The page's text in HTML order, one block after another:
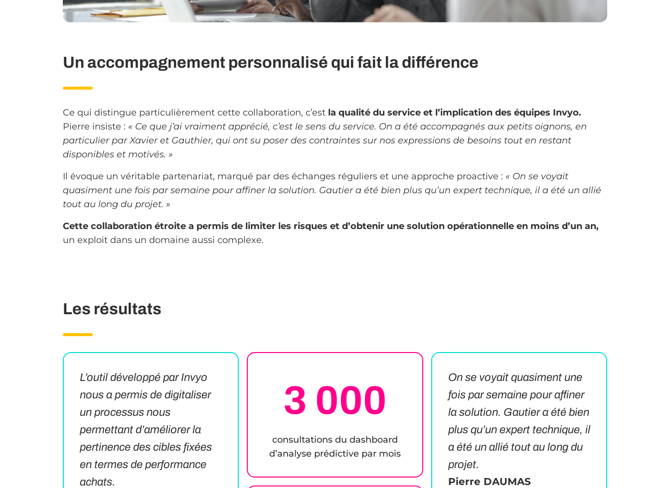
Un accompagnement personnalisé qui fait la différence
Ce qui distingue particulièrement cette collaboration, c’est la qualité du service et l’implication des équipes Invyo.
Pierre insiste : « Ce que j’ai vraiment apprécié, c’est le sens du service. On a été accompagnés aux petits oignons, en
particulier par Xavier et Gauthier, qui ont su poser des contraintes sur nos expressions de besoins tout en restant
disponibles et motivés. »
Il évoque un véritable partenariat, marqué par des échanges réguliers et une approche proactive : « On se voyait
quasiment une fois par semaine pour affiner la solution. Gautier a été bien plus qu’un expert technique, il a été un allié
tout au long du projet. »
Cette collaboration étroite a permis de limiter les risques et d’obtenir une solution opérationnelle en moins d’un an,
un exploit dans un domaine aussi complexe.
Les résultats
L’outil développé par Invyo
nous a permis de digitaliser
un processus nous
permettant d’améliorer la
pertinence des cibles fixées
en termes de performance
achats.
3 000
consultations du dashboard
d’analyse prédictive par mois
On se voyait quasiment une
fois par semaine pour affiner
la solution. Gautier a été bien
plus qu’un expert technique, il
a été un allié tout au long du
projet.
Pierre DAUMAS